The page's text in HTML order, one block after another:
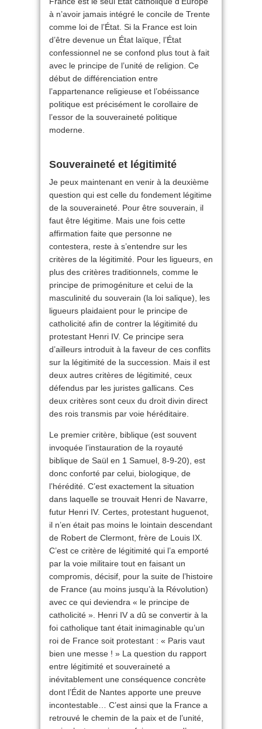
à n’avoir jamais intégré le concile de Trente
comme loi de l’État. Si la France est loin
d’être devenue un État laïque, l’État
confessionnel ne se confond plus tout à fait
avec le principe de l’unité de religion. Ce
début de différenciation entre
l’appartenance religieuse et l’obéissance
politique est précisément le corollaire de
l’essor de la souveraineté politique
moderne.
Souveraineté et légitimité
Je peux maintenant en venir à la deuxième
question qui est celle du fondement légitime
de la souveraineté. Pour être souverain, il
faut être légitime. Mais une fois cette
affirmation faite que personne ne
contestera, reste à s’entendre sur les
critères de la légitimité. Pour les ligueurs, en
plus des critères traditionnels, comme le
principe de primogéniture et celui de la
masculinité du souverain (la loi salique), les
ligueurs plaidaient pour le principe de
catholicité afin de contrer la légitimité du
protestant Henri IV. Ce principe sera
d’ailleurs introduit à la faveur de ces conflits
sur la légitimité de la succession. Mais il est
deux autres critères de légitimité, ceux
défendus par les juristes gallicans. Ces
deux critères sont ceux du droit divin direct
des rois transmis par voie héréditaire.
Le premier critère, biblique (est souvent
invoquée l’instauration de la royauté
biblique de Saül en 1 Samuel, 8-9-20), est
donc conforté par celui, biologique, de
l’hérédité. C’est exactement la situation
dans laquelle se trouvait Henri de Navarre,
futur Henri IV. Certes, protestant huguenot,
il n’en était pas moins le lointain descendant
de Robert de Clermont, frère de Louis IX.
C’est ce critère de légitimité qui l’a emporté
par la voie militaire tout en faisant un
compromis, décisif, pour la suite de l’histoire
de France (au moins jusqu’à la Révolution)
avec ce qui deviendra « le principe de
catholicité ». Henri IV a dû se convertir à la
foi catholique tant était inimaginable qu’un
roi de France soit protestant : « Paris vaut
bien une messe ! » La question du rapport
entre légitimité et souveraineté a
inévitablement une conséquence concrète
dont l’Édit de Nantes apporte une preuve
incontestable… C’est ainsi que la France a
retrouvé le chemin de la paix et de l’unité,